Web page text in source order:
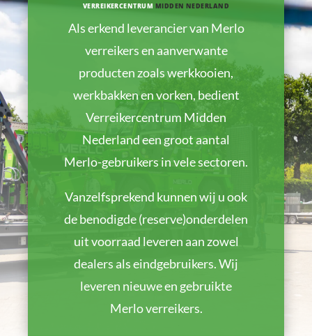
VERREIKERCENTRUM MIDDEN NEDERLAND
Als erkend leverancier van Merlo
verreikers en aanverwante
producten zoals werkkooien,
werkbakken en vorken, bedient
Verreikercentrum Midden
Nederland een groot aantal
Merlo-gebruikers in vele sectoren.
Vanzelfsprekend kunnen wij u ook
de benodigde (reserve)onderdelen
uit voorraad leveren aan zowel
dealers als eindgebruikers. Wij
leveren nieuwe en gebruikte
Merlo verreikers.